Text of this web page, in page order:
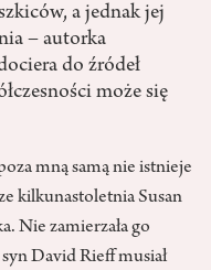
a jednak jej
– autorka
do źródeł
może się
mną samą nie istnieje
kilkunastoletnia Susan
Nie zamierzała go
David Rieff musiał